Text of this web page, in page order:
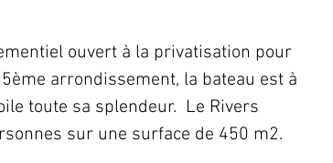
ouvert à la privatisation pour
arrondissement, la bateau est à
toute sa splendeur.  Le Rivers
sur une surface de 450 m2.